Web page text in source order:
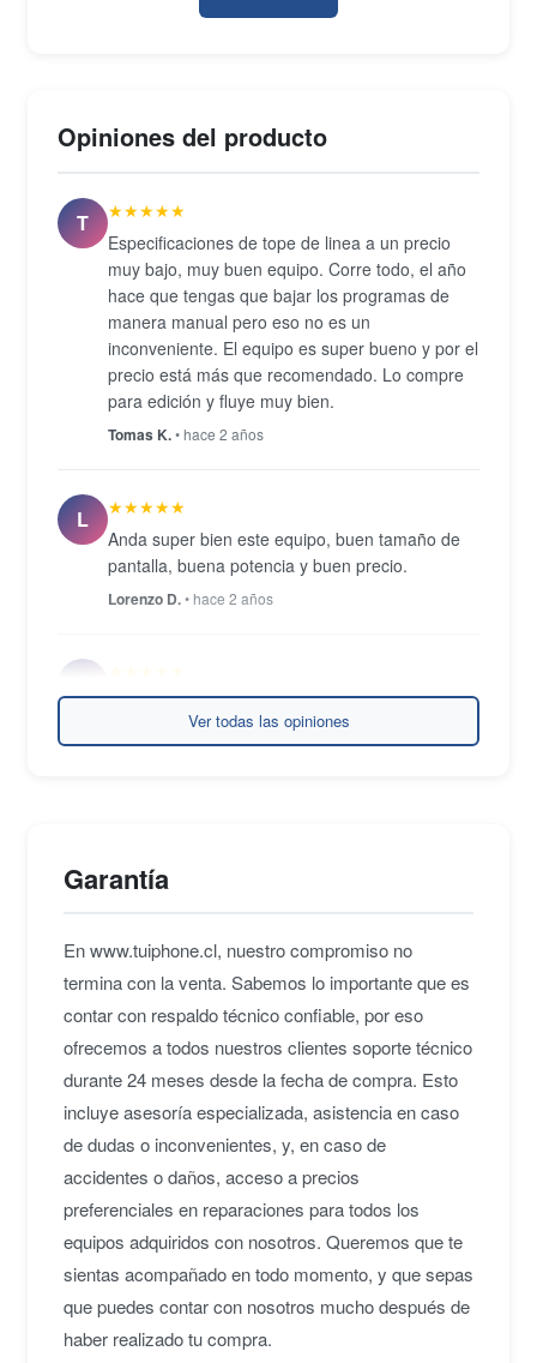
para su generación: Thunderbolt, FireWire 800, dos
FaceTime HD y los altavoces estéreo con
básicas de comunicación y audio.
Opiniones del producto
T
★★★★★
Especificaciones de tope de linea a un precio
muy bajo, muy buen equipo. Corre todo, el año
hace que tengas que bajar los programas de
manera manual pero eso no es un
inconveniente. El equipo es super bueno y por el
precio está más que recomendado. Lo compre
para edición y fluye muy bien.
Tomas K.• hace 2 años
L
★★★★★
Anda super bien este equipo, buen tamaño de
pantalla, buena potencia y buen precio.
Lorenzo D.• hace 2 años
★★★★★
Realmente contenta con este equipo, la pantalla
de 15 pulgadas me deja trabajar muy
Ver todas las opiniones
Garantía
En www.tuiphone.cl, nuestro compromiso no
termina con la venta. Sabemos lo importante que es
contar con respaldo técnico confiable, por eso
ofrecemos a todos nuestros clientes soporte técnico
durante 24 meses desde la fecha de compra. Esto
incluye asesoría especializada, asistencia en caso
de dudas o inconvenientes, y, en caso de
accidentes o daños, acceso a precios
preferenciales en reparaciones para todos los
equipos adquiridos con nosotros. Queremos que te
sientas acompañado en todo momento, y que sepas
que puedes contar con nosotros mucho después de
haber realizado tu compra.